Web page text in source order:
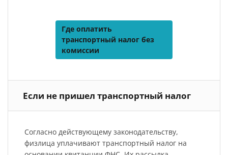
Где оплатить
транспортный налог без
комиссии
Если не пришел транспортный налог
Согласно действующему законодательству,
физлица уплачивают транспортный налог на